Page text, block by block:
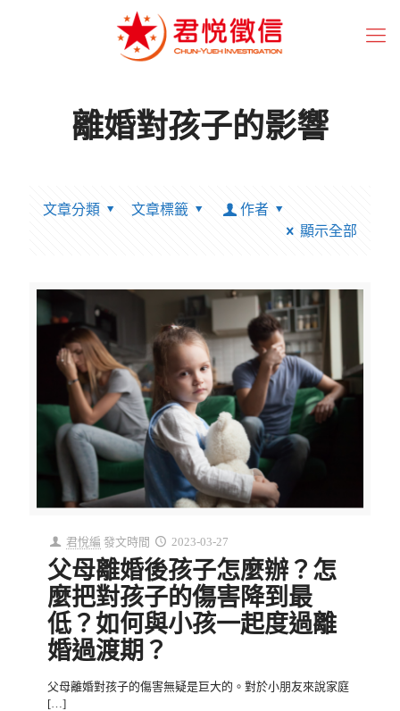
離婚對孩子的影響
文章分類 文章標籤
作者
顯示全部
君悅編 發文時間 2023-03-27
父母離婚後孩子怎麼辦？怎
麼把對孩子的傷害降到最
低？如何與小孩一起度過離
婚過渡期？
父母離婚對孩子的傷害無疑是巨大的。對於小朋友來說家庭
[…]